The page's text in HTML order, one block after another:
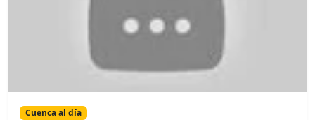
Cuenca al día